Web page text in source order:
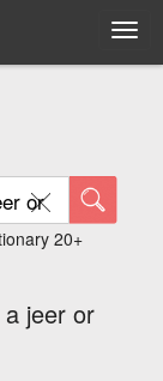
20+
jeer or